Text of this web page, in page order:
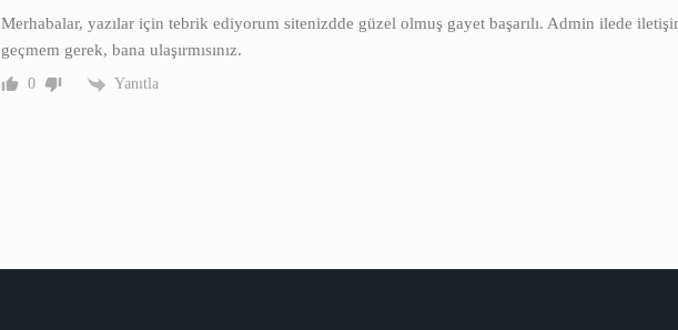
Merhabalar, yazılar için tebrik ediyorum sitenizdde güzel olmuş gayet başarılı. Admin ilede
geçmem gerek, bana ulaşırmısınız.
0 Yanıtla